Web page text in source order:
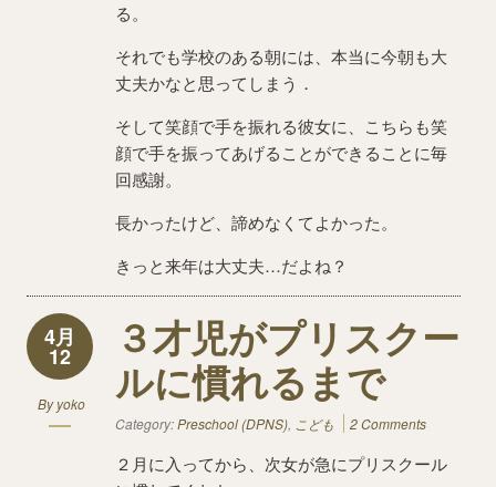
る。
それでも学校のある朝には、本当に今朝も大
丈夫かなと思ってしまう．
そして笑顔で手を振れる彼女に、こちらも笑
顔で手を振ってあげることができることに毎
回感謝。
長かったけど、諦めなくてよかった。
きっと来年は大丈夫…だよね？
4月
12
Byyoko
３才児がプリスクー
ルに慣れるまで
Category:Preschool (DPNS), こども 2 Comments
２月に入ってから、次女が急にプリスクール